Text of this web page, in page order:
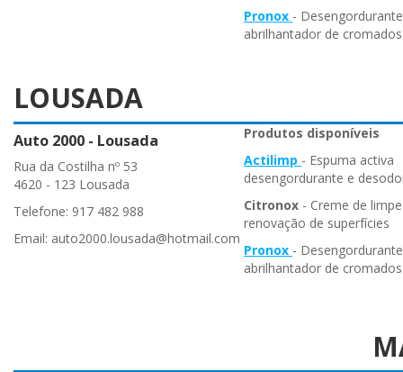
Pronox - Desengordurante
abrilhantador de
LOUSADA
Auto 2000 - Lousada
Rua da Costilha nº 53
4620 - 123 Lousada
Telefone: 917 482 988
Email: auto2000.lousada@hotmail.com
Produtos disponíveis
Actilimp - Espuma activa
desengordurante e
Citronox - Creme de
renovação de superfícies
Pronox - Desengordurante
abrilhantador de